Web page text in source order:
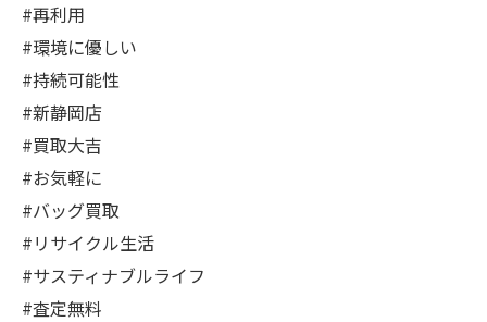
#再利用
#環境に優しい
#持続可能性
#新静岡店
#買取大吉
#お気軽に
#バッグ買取
#リサイクル生活
#サスティナブルライフ
#査定無料